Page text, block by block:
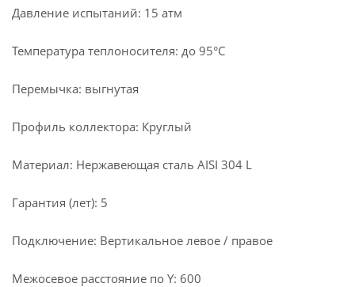
Давление испытаний: 15 атм
Температура теплоносителя: до 95°С
Перемычка: выгнутая
Профиль коллектора: Круглый
Материал: Нержавеющая сталь AISI 304 L
Гарантия (лет): 5
Подключение: Вертикальное левое / правое
Межосевое расстояние по Y: 600